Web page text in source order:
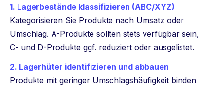
1. Lagerbestände klassifizieren (ABC/XYZ)
Kategorisieren Sie Produkte nach Umsatz oder
Umschlag. A-Produkte sollten stets verfügbar sein,
C- und D-Produkte ggf. reduziert oder ausgelistet.
2. Lagerhüter identifizieren und abbauen
Produkte mit geringer Umschlagshäufigkeit binden